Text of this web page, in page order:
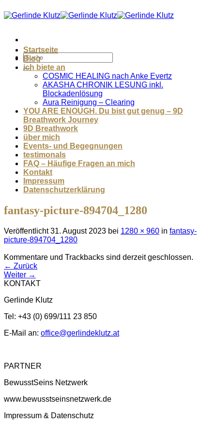
Inhalt
Startseite
Blog
ich biete an
COSMIC HEALING nach Anke Evertz
AKASHA CHRONIK LESUNG inkl.
Blockadenlösung
Aura Reinigung – Clearing
YOU ARE ENOUGH. Du bist gut genug – 9D
Breathwork Journey
9D Breathwork
über mich
Events- und Begegnungen
testimonals
FAQ – Häufige Fragen an mich
Kontakt
Impressum
Datenschutzerklärung
fantasy-picture-894704_1280
Veröffentlicht31. August 2023 bei 1280 × 960 in fantasy-
picture-894704_1280
Kommentare und Trackbacks sind derzeit geschlossen.
← Zurück
Weiter →
KONTAKT
Gerlinde Klutz
Tel: +43 (0) 699/111 23 850
E-Mail an: office@gerlindeklutz.at
PARTNER
BewusstSeins Netzwerk
www.bewusstseinsnetzwerk.de
Impressum & Datenschutz